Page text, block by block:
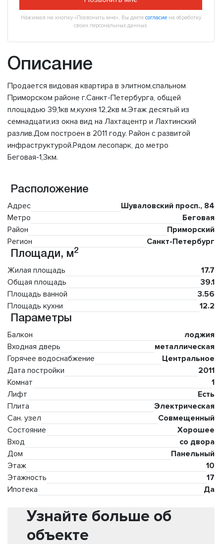
Нажимая на кнопку «Позвонить мне», Вы даете согласие на обработку
своих персональных данных.
Описание
Продается видовая квартира в элитном,спальном
Приморском районе г.Санкт-Петербурга, общей
площадью 39,1кв м,кухня 12,2кв м.Этаж десятый из
семнадцати,из окна вид на Лахтацентр и Лахтинский
разлив.Дом построен в 2011 году. Район с развитой
инфраструктурой.Рядом лесопарк, до метро
Беговая-1,3км.
Расположение
Адрес
Шуваловский просп., 84
Метро
Беговая
Район
Приморский
Регион
Санкт-Петербург
Площади, м2
Жилая площадь
17.7
Общая площадь
39.1
Площадь ванной
3.56
Площадь кухни
12.2
Параметры
Балкон
лоджия
Входная дверь
металлическая
Горячее водоснабжение
Центральное
Дата постройки
2011
Комнат
1
Лифт
Есть
Плита
Электрическая
Сан. узел
Совмещенный
Состояние
Хорошее
Вход
со двора
Дом
Панельный
Этаж
10
Этажность
17
Ипотека
Да
Узнайте больше об
объекте